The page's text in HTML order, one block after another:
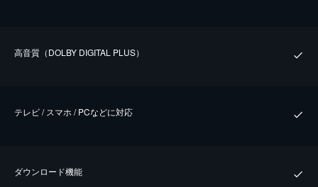
⾼⾳質（DOLBY DIGITAL PLUS）
テレビ / スマホ / PCなどに対応
ダウンロード機能